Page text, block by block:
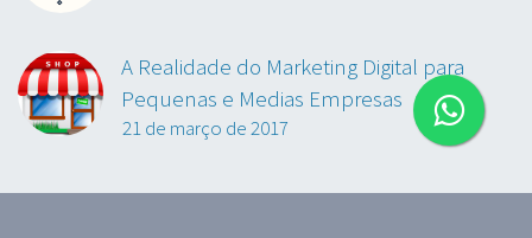
A Realidade do Marketing Digital para
Pequenas e Medias Empresas
21 de março de 2017